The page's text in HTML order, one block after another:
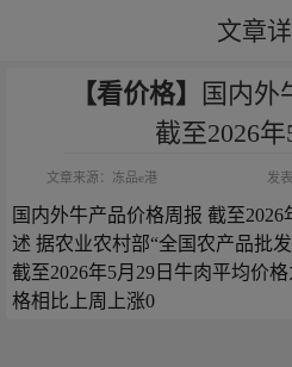
文章
【看价格】
国内外
截至2026年
文章来源： 冻品e港 发
国内外牛产品价格周报 截至
述 据农业农村部“全国农产品批
截至2026年5月29日牛肉平均价
格相比上周上涨0